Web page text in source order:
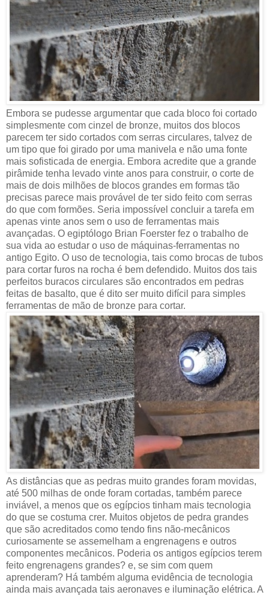
Embora se pudesse argumentar que cada bloco foi cortado
simplesmente com cinzel de bronze, muitos dos blocos
parecem ter sido cortados com serras circulares, talvez de
um tipo que foi girado por uma manivela e não uma fonte
mais sofisticada de energia. Embora acredite que a grande
pirâmide tenha levado vinte anos para construir, o corte de
mais de dois milhões de blocos grandes em formas tão
precisas parece mais provável de ter sido feito com serras
do que com formões. Seria impossível concluir a tarefa em
apenas vinte anos sem o uso de ferramentas mais
avançadas. O egiptólogo Brian Foerster fez o trabalho de
sua vida ao estudar o uso de máquinas-ferramentas no
antigo Egito. O uso de tecnologia, tais como brocas de tubos
para cortar furos na rocha é bem defendido. Muitos dos tais
perfeitos buracos circulares são encontrados em pedras
feitas de basalto, que é dito ser muito difícil para simples
ferramentas de mão de bronze para cortar.
As distâncias que as pedras muito grandes foram movidas,
até 500 milhas de onde foram cortadas, também parece
inviável, a menos que os egípcios tinham mais tecnologia
do que se costuma crer. Muitos objetos de pedra grandes
que são acreditados ​​como tendo fins não-mecânicos
curiosamente se assemelham a engrenagens e outros
componentes mecânicos. Poderia os antigos egípcios terem
feito engrenagens grandes? e, se sim com quem
aprenderam? Há também alguma evidência de tecnologia
ainda mais avançada tais aeronaves e iluminação elétrica. A